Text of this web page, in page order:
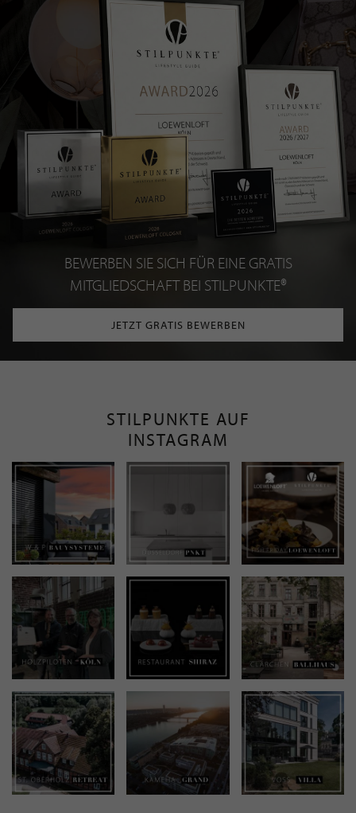
BEWERBEN SIE SICH FÜR EINE GRATIS
MITGLIEDSCHAFT BEI STILPUNKTE®
JETZT GRATIS BEWERBEN
STILPUNKTE AUF
INSTAGRAM